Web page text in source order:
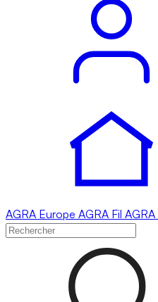
AGRA Europe AGRA Fil AGRA